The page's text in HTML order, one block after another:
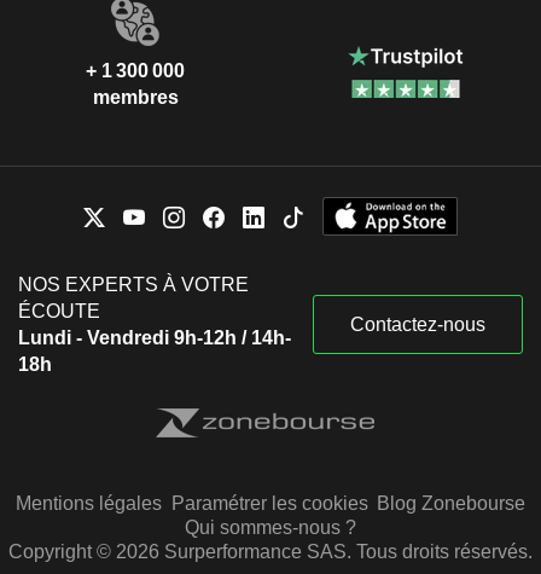
+ 1 300 000
membres
NOS EXPERTS À VOTRE
ÉCOUTE
Lundi - Vendredi 9h-12h / 14h-
18h
Contactez-nous
Mentions légales Paramétrer les cookies Blog Zonebourse
Qui sommes-nous ?
Copyright © 2026 Surperformance SAS. Tous droits réservés.